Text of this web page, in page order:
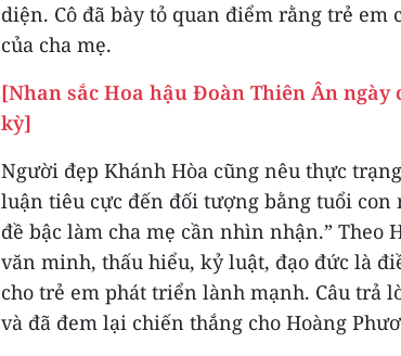
diện. Cô đã bày tỏ quan điểm rằng trẻ
của cha mẹ.
[Nhan sắc Hoa hậu Đoàn Thiên Ân
kỳ]
Người đẹp Khánh Hòa cũng nêu thực
luận tiêu cực đến đối tượng bằng tuổi
đề bậc làm cha mẹ cần nhìn nhận.” Theo
văn minh, thấu hiểu, kỷ luật, đạo đức là
cho trẻ em phát triển lành mạnh. Câu trả
và đã đem lại chiến thắng cho Hoàng